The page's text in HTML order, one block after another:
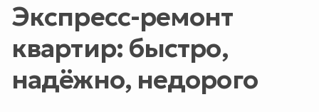
Экспресс-ремонт
квартир: быстро,
надёжно, недорого